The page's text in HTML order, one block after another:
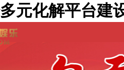
元化解平台建